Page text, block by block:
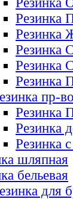
пр-
Резинка
Резинка
шляпная
бельевая
для